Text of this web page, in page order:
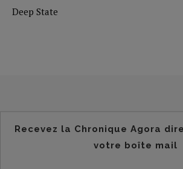
Deep State
Recevez la Chronique Agora
votre boîte mail